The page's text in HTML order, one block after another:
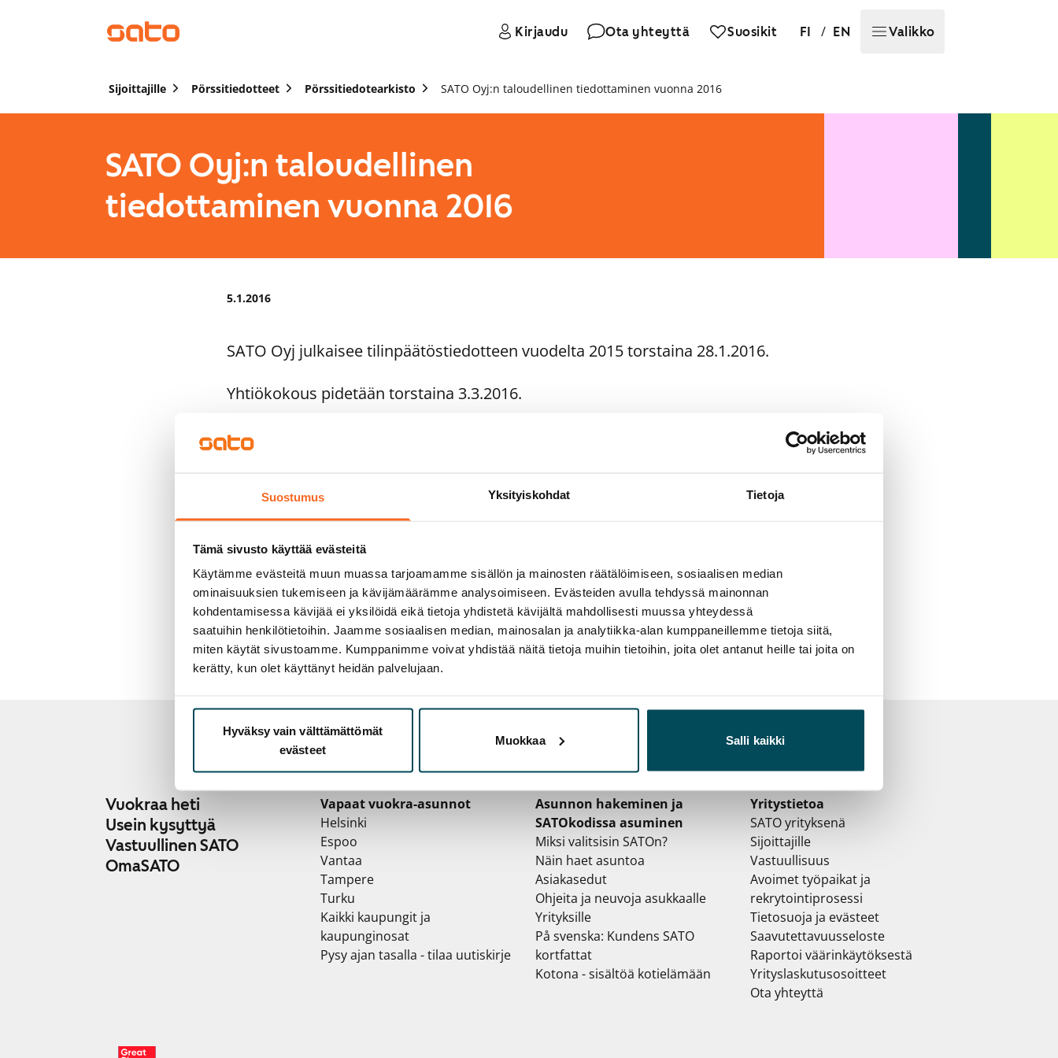
Suostumus Yksityiskohdat Tietoja
Tämä sivusto käyttää evästeitä
Käytämme evästeitä muun muassa tarjoamamme sisällön ja mainosten räätälöimiseen, sosiaalisen median
ominaisuuksien tukemiseen ja kävijämäärämme analysoimiseen. Evästeiden avulla tehdyssä mainonnan
kohdentamisessa kävijää ei yksilöidä eikä tietoja yhdistetä kävijältä mahdollisesti muussa yhteydessä
saatuihin henkilötietoihin. Jaamme sosiaalisen median, mainosalan ja analytiikka-alan kumppaneillemme tietoja siitä,
miten käytät sivustoamme. Kumppanimme voivat yhdistää näitä tietoja muihin tietoihin, joita olet antanut heille tai joita on
kerätty, kun olet käyttänyt heidän palvelujaan.
Hyväksy vain välttämättömät
evästeet
Muokkaa Salli kaikki
Kirjaudu Ota yhteyttä Suosikit FI / EN Valikko
Sijoittajille Pörssitiedotteet Pörssitiedotearkisto SATO Oyj:n taloudellinen tiedottaminen vuonna 2016
SATO Oyj:n taloudellinen
tiedottaminen vuonna 2016
5.1.2016
SATO Oyj julkaisee tilinpäätöstiedotteen vuodelta 2015 torstaina 28.1.2016.
Yhtiökokous pidetään torstaina 3.3.2016.
Vuoden 2016 osavuositiedotteet julkaistaan seuraavasti:
28.7.2016 Osavuosikatsaus 1.1.-30.6.2016
20.10.2016 Osavuosikatsaus 1.1.-30.9.2016
Kaikki tiedotteet julkaistaan pörssin sivuston lisäksi myös osoitteessa
www.sato.fi/tiedotteet
Lisätietoja:
Talousjohtaja Esa Neuvonen, p. 0201 34 4005 ja 040 500 1003
Vuokraa heti
Usein kysyttyä
Vastuullinen SATO
OmaSATO
Vapaat vuokra-asunnot
Helsinki
Espoo
Vantaa
Tampere
Turku
Kaikki kaupungit ja
kaupunginosat
Pysy ajan tasalla - tilaa uutiskirje
Asunnon hakeminen ja
SATOkodissa asuminen
Miksi valitsisin SATOn?
Näin haet asuntoa
Asiakasedut
Ohjeita ja neuvoja asukkaalle
Yrityksille
På svenska: Kundens SATO
kortfattat
Kotona - sisältöä kotielämään
Yritystietoa
SATO yrityksenä
Sijoittajille
Vastuullisuus
Avoimet työpaikat ja
rekrytointiprosessi
Tietosuoja ja evästeet
Saavutettavuusseloste
Raportoi väärinkäytöksestä
Yrityslaskutusosoitteet
Ota yhteyttä